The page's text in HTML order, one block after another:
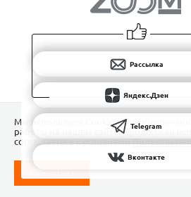
Рассылка
Яндекс.Дзен
Telegram
Вконтакте
Мы используем Сookies для
работы на нашем сайте. Продолжая
соглашаетесь с условиями
ПОНЯТНО